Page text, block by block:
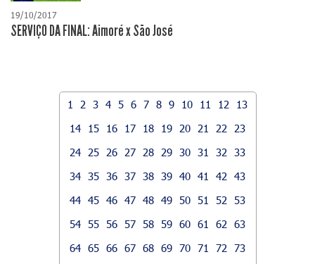
19/10/2017
SERVIÇO DA FINAL: Aimoré x São José
1 2 3 4 5 6 7 8 9 10 11 12
13
14
15 16 17 18 19 20 21 22
23
24
25 26 27 28 29 30 31 32
33
34 35 36 37 38 39 40 41 42
43
44 45 46 47 48 49 50 51 52
53
54 55 56 57 58 59 60 61 62
63
64 65 66 67 68 69 70 71 72
73